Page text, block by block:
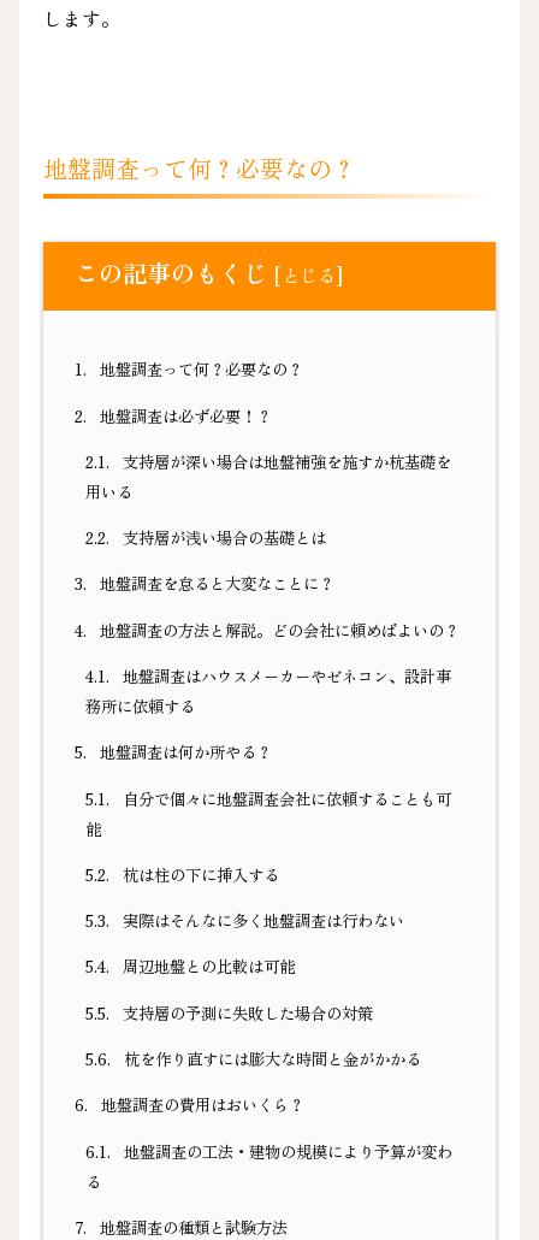
します。
地盤調査って何？必要なの？
この記事のもくじ [とじる]
1. 地盤調査って何？必要なの？
2. 地盤調査は必ず必要！？
2.1.
支持層が深い場合は地盤補強を施すか杭基礎を
用いる
2.2. 支持層が浅い場合の基礎とは
3. 地盤調査を怠ると大変なことに？
4. 地盤調査の方法と解説。どの会社に頼めばよいの？
4.1.
地盤調査はハウスメーカーやゼネコン、設計事
務所に依頼する
5. 地盤調査は何か所やる？
5.1.
自分で個々に地盤調査会社に依頼することも可
能
5.2. 杭は柱の下に挿入する
5.3. 実際はそんなに多く地盤調査は行わない
5.4. 周辺地盤との比較は可能
5.5. 支持層の予測に失敗した場合の対策
5.6. 杭を作り直すには膨大な時間と金がかかる
6. 地盤調査の費用はおいくら？
6.1.
地盤調査の工法・建物の規模により予算が変わ
る
7. 地盤調査の種類と試験方法